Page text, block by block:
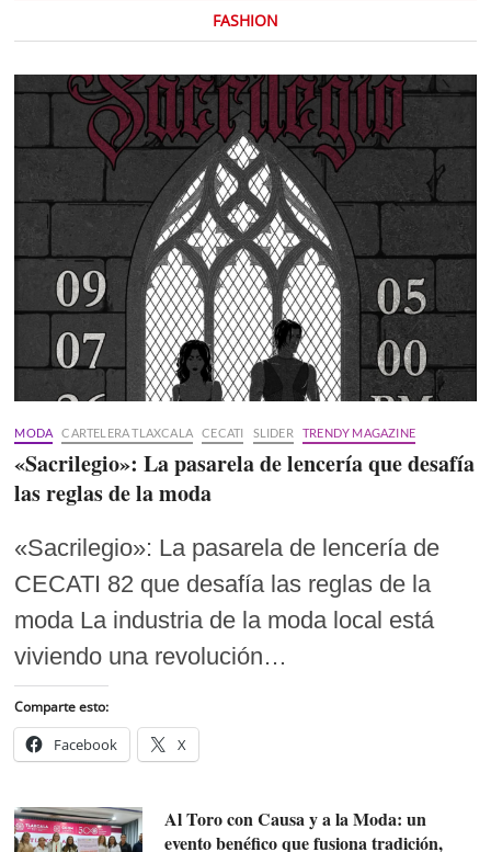
FASHION
MODA CARTELERA TLAXCALA CECATI SLIDER TRENDY MAGAZINE
«Sacrilegio»: La pasarela de lencería que desafía
las reglas de la moda
«Sacrilegio»: La pasarela de lencería de
CECATI 82 que desafía las reglas de la
moda La industria de la moda local está
viviendo una revolución…
Comparte esto:
Facebook X
Al Toro con Causa y a la Moda: un
evento benéfico que fusiona tradición,